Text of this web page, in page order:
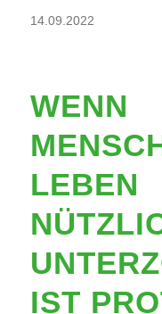
14.09.2022
WENN
LEBEN
IST